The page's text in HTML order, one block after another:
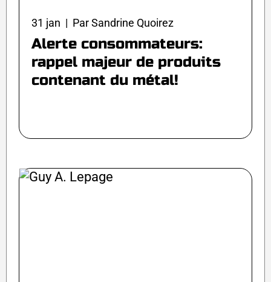
31 jan | Par Sandrine Quoirez
Alerte consommateurs:
rappel majeur de produits
contenant du métal!